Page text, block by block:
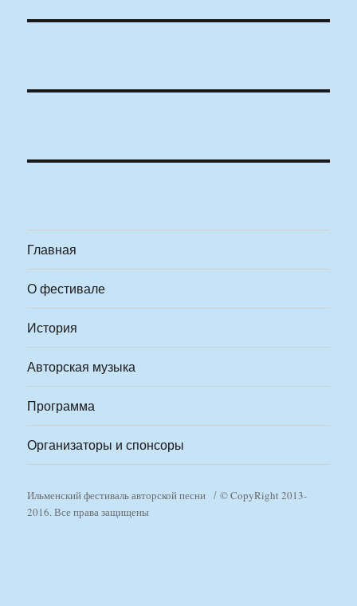
Главная
О фестивале
История
Авторская музыка
Программа
Организаторы и спонсоры
Ильменский фестиваль авторской песни
© CopyRight 2013-
2016. Все права защищены